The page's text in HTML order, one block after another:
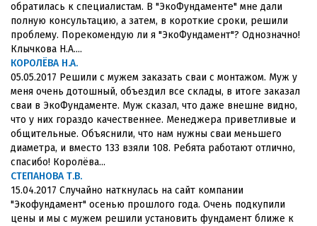
обратилась к специалистам. В "ЭкоФундаменте" мне дали
полную консультацию, а затем, в короткие сроки, решили
проблему. Порекомендую ли я "ЭкоФундамент"? Однозначно!
Клычкова Н.А....
КОРОЛЁВА Н.А.
05.05.2017 Решили с мужем заказать сваи с монтажом. Муж у
меня очень дотошный, объездил все склады, в итоге заказал
сваи в ЭкоФундаменте. Муж сказал, что даже внешне видно,
что у них гораздо качественнее. Менеджера приветливые и
общительные. Объяснили, что нам нужны сваи меньшего
диаметра, и вместо 133 взяли 108. Ребята работают отлично,
спасибо! Королёва...
СТЕПАНОВА Т.В.
15.04.2017 Случайно наткнулась на сайт компании
"Экофундамент" осенью прошлого года. Очень подкупили
цены и мы с мужем решили установить фундамент ближе к